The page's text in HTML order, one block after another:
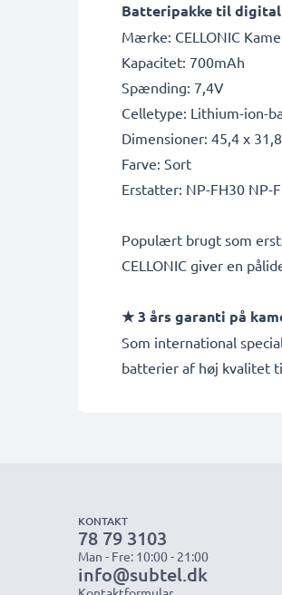
Batteripakke til
Mærke: CELLONIC
Kapacitet: 700mAh
Spænding: 7,4V
Celletype: Lithium-ion-
Dimensioner: 45,4 x
Farve: Sort
Erstatter: NP-FH30 NP-
Populært brugt som
CELLONIC giver en
★ 3 års garanti på
Som international
batterier af høj kvalitet
KONTAKT
78 79 3103
Man - Fre: 10:00 - 21:00
info@subtel.dk